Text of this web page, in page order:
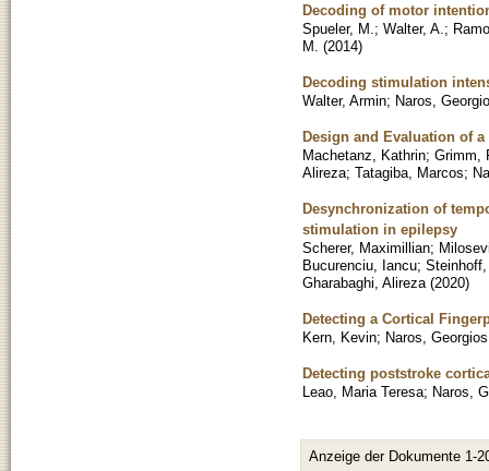
Decoding of motor
Spueler, M. ; Walter, A. ;
M. (2014)
Decoding stimulation
Walter, Armin; Naros,
Design and Evaluation of
Machetanz, Kathrin; Grimm,
Alireza; Tatagiba, Marcos;
Desynchronization of
stimulation in epilepsy
Scherer, Maximillian;
Bucurenciu, Iancu;
Gharabaghi, Alireza (2020)
Detecting a Cortical
Kern, Kevin; Naros, Georgios
Detecting poststroke
Leao, Maria Teresa; Naros,
Anzeige der Dokumente 1-